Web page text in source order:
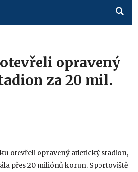
opravený
za 20 mil.
otevřeli opravený atletický stadion,
přes 20 miliónů korun. Sportoviště